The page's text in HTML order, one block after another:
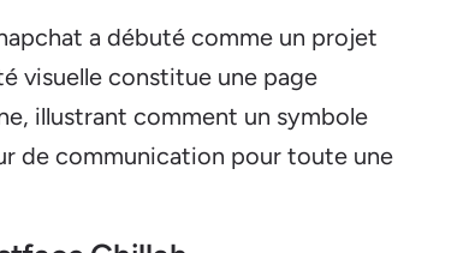
a débuté comme un projet
visuelle constitue une page
illustrant comment un symbole
de communication pour toute une